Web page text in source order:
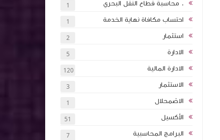
. محاسبة قطاع النقل البحري 1
احتساب مكافاة نهاية الخدمة 1
استثمار 2
الادارة 5
الادارة المالية 120
الاستثمار 3
الاضمحلال 1
الأكسيل 51
البرامج المحاسبية 7